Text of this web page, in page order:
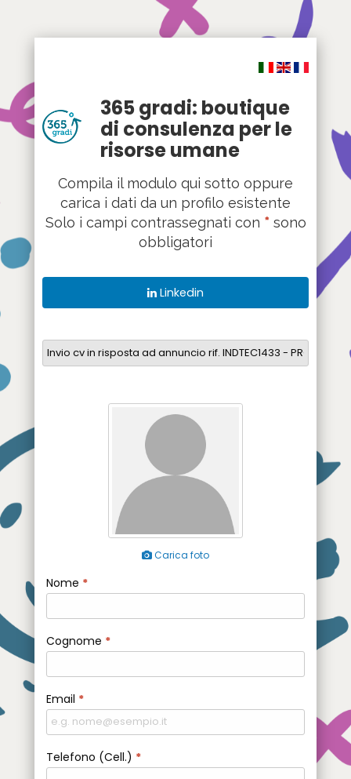
Compila il modulo qui sotto oppure
carica i dati da un profilo esistente
Solo i campi contrassegnati con * sono
obbligatori
Linkedin
Carica foto
Nome *
Cognome *
Email *
Telefono (Cell.) *